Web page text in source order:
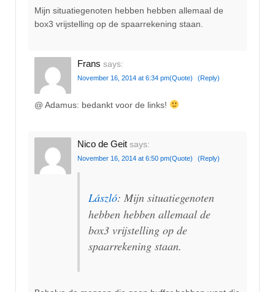
Mijn situatiegenoten hebben hebben allemaal de
box3 vrijstelling op de spaarrekening staan.
Frans says:
November 16, 2014 at 6:34 pm(Quote) (Reply)
@ Adamus: bedankt voor de links!
Nico de Geit says:
November 16, 2014 at 6:50 pm(Quote) (Reply)
László: Mijn situatiegenoten
hebben hebben allemaal de
box3 vrijstelling op de
spaarrekening staan.